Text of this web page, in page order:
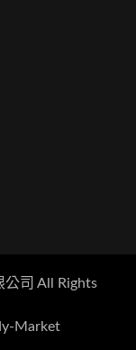
司 All Rights
Market